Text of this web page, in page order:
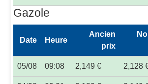
Gazole
Date Heure
Ancien
prix
05/08 09:08 2,149 € 2,128